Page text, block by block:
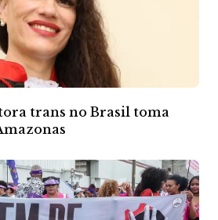
trans no Brasil toma